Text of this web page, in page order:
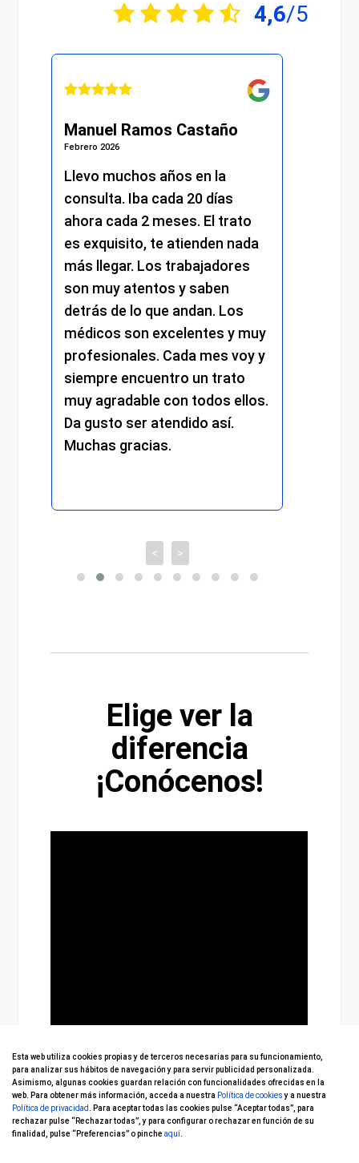
4,6/5
Ramos Castaño
años en la
Iba cada 20 días
2 meses. El trato
te atienden nada
Los trabajadores
atentos y saben
lo que andan. Los
son excelentes y muy
Cada mes voy y
encuentro un trato
con todos ellos.
ser atendido así.
Julián Martínez
He recibido una
excelente desde el
momento. Desde la
me atendieron con
amabilidad y
y el resto del personal
mantuvo el mismo
trato cercano,
respetuoso. Se nota
compromiso y la
cada detalle. Sin
experiencia muy
< >
Elige ver la
diferencia
¡Conócenos!
Esta web utiliza cookies propias y de terceros necesarias para su funcionamiento,
para analizar sus hábitos de navegación y para servir publicidad personalizada.
Asimismo, algunas cookies guardan relación con funcionalidades ofrecidas en la
web. Para obtener más información, acceda a nuestra Política de cookiesy a nuestra
Política de privacidad
. Para aceptar todas las cookies pulse “Aceptar todas”, para
rechazar pulse “Rechazar todas”, y para configurar o rechazar en función de su
finalidad, pulse “Preferencias” o pinche aquí